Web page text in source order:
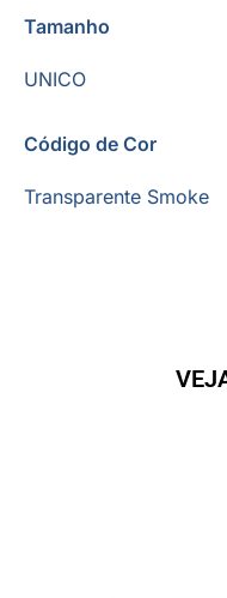
Tamanho
UNICO
Código de Cor
Transparente Smoke